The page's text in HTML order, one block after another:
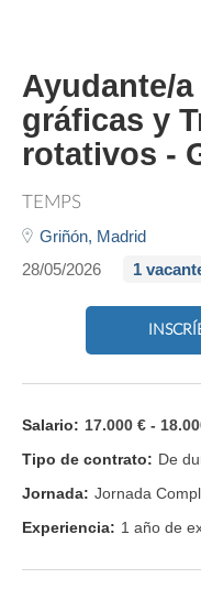
Ayudante/
gráficas y
rotativos -
TEMPS
Griñón, Madrid
28/05/2026
1
Salario: 17.000 € -
Tipo de contrato: De
Jornada: Jornada
Experiencia: 1 año de